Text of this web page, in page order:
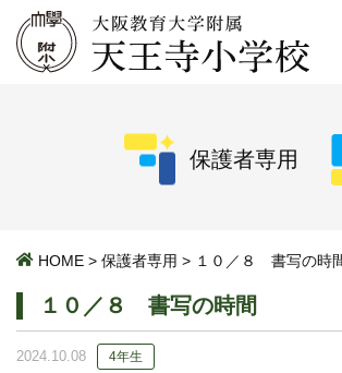
保護者専用
HOME > 保護者専用 > １０／８ 書写の時
１０／８ 書写の時間
2024.10.08 4年生